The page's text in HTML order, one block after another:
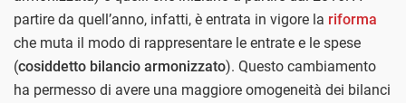
partire da quell’anno, infatti, è entrata in vigore la riforma
che muta il modo di rappresentare le entrate e le spese
(cosiddetto bilancio armonizzato). Questo cambiamento
ha permesso di avere una maggiore omogeneità dei bilanci